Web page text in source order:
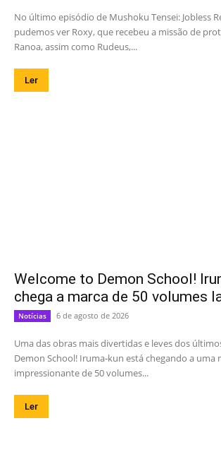
No último episódio de Mushoku Tensei: Jobless
pudemos ver Roxy, que recebeu a missão de
Ranoa, assim como Rudeus,...
Ler
Welcome to Demon School!
chega a marca de 50 volumes
Notícias 6 de agosto de 2026
Uma das obras mais divertidas e leves dos
Demon School! Iruma-kun está chegando a uma
impressionante de 50 volumes...
Ler